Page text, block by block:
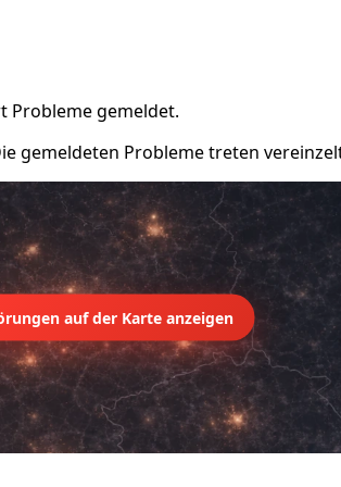
Probleme gemeldet.
gemeldeten Probleme treten
auf der Karte anzeigen